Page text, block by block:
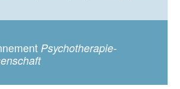
Psychotherapie-